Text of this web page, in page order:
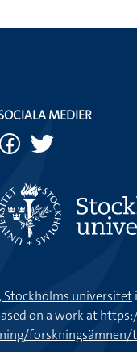
MEDIER
universitet
on a work at
forskningsämnen/